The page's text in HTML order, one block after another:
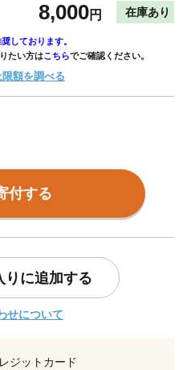
8,000円 在庫あり
しております。
たい方はこちらでご確認ください。
限額を調べる
付する
りに追加する
せについて
ジットカード